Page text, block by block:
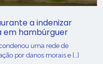
a indenizar
em hambúrguer
uma rede de
por danos morais e […]